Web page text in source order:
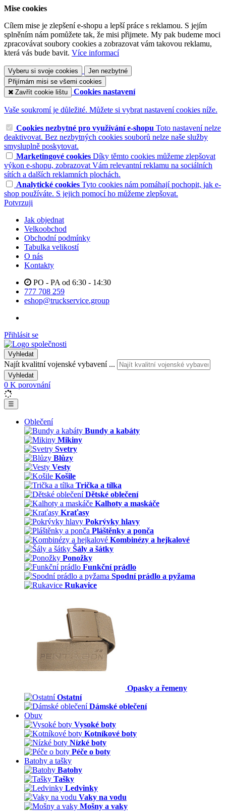
Mise cookies
Cílem mise je zlepšení e-shopu a lepší práce s reklamou. S jejím
splněním nám pomůžete tak, že misi přijmete. My pak budeme moci
zpracovávat soubory cookies a zobrazovat vám takovou reklamu,
která vás bude bavit. Více informací
Vyberu si svoje cookies
Jen nezbytné
Přijímám misi se všemi cookies
Zavřít cookie lištu
Cookies nastavení
Vaše soukromí je důležité. Můžete si vybrat nastavení cookies níže.
Cookies nezbytné pro využívání e-shopu Toto nastavení nelze
deaktivovat. Bez nezbytných cookies souborů nelze naše služby
smysluplně poskytovat.
Marketingové cookies Díky těmto cookies můžeme zlepšovat
výkon e-shopu, zobrazovat Vám relevantní reklamu na sociálních
sítích a dalších reklamních plochách.
Analytické cookies Tyto cookies nám pomáhají pochopit, jak e-
shop používáte. S jejich pomocí ho můžeme zlepšovat.
Potvrzuji
Jak objednat
Velkoobchod
Obchodní podmínky
Tabulka velikostí
O nás
Kontakty
PO - PA od 6:30 - 14:30
777 708 259
eshop@truckservice.group
Přihlásit se
Vyhledat
Najít kvalitní vojenské vybavení ...
Vyhledat
0 K porovnání
☰
Oblečení
Bundy a kabáty
Mikiny
Svetry
Blůzy
Vesty
Košile
Trička a tílka
Dětské oblečení
Kalhoty a maskáče
Kraťasy
Pokrývky hlavy
Pláštěnky a ponča
Kombinézy a hejkalové
Šály a šátky
Ponožky
Funkční prádlo
Spodní prádlo a pyžama
Rukavice
Opasky a řemeny
Ostatní
Dámské oblečení
Obuv
Vysoké boty
Kotníkové boty
Nízké boty
Péče o boty
Batohy a tašky
Batohy
Tašky
Ledvinky
Vaky na vodu
Mošny a vaky